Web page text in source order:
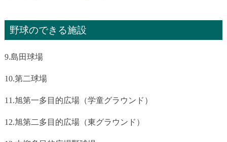
野球のできる施設
9.島田球場
10.第二球場
11.旭第一多目的広場（学童グラウンド）
12.旭第二多目的広場（東グラウンド）